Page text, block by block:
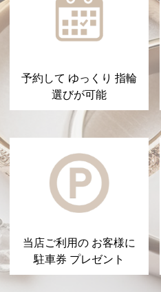
予約して ゆっくり 指輪
選びが可能
当店ご利用の お客様に
駐車券 プレゼント